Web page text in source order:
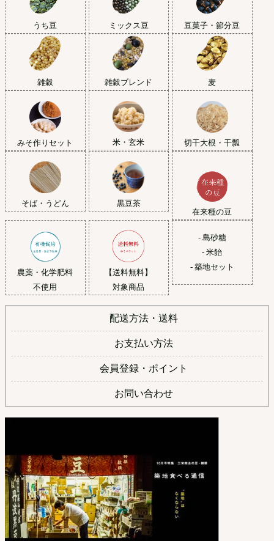
うち豆 ミックス豆 豆菓子・節分豆
雑穀 雑穀ブレンド 麦
みそ作りセット 米・玄米 切干大根・干瓢
そば・うどん
黒豆茶
在来種の豆
農薬・化学肥料
不使用
【送料無料】
対象商品
- 島砂糖
- 米飴
- 築地セット
配送方法・送料
お支払い方法
会員登録・ポイント
お問い合わせ